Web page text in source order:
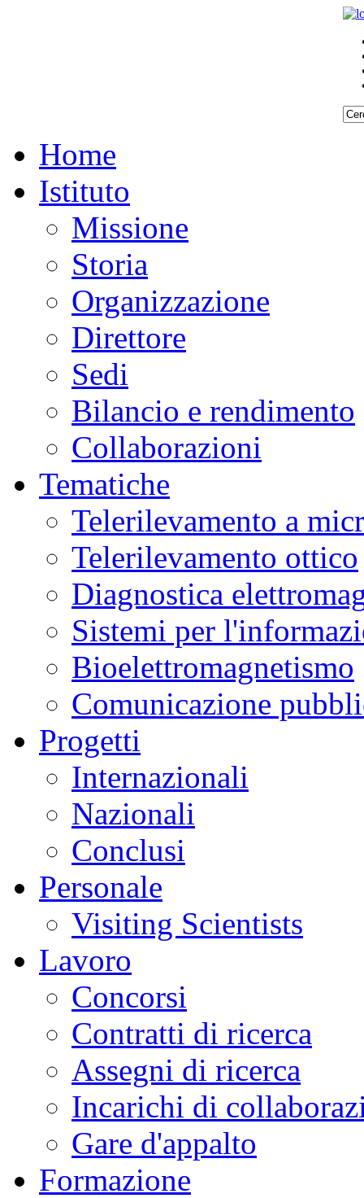
Home
Istituto
Missione
Storia
Organizzazione
Direttore
Sedi
Bilancio e rendimento
Collaborazioni
Tematiche
Telerilevamento a
Telerilevamento ottico
Diagnostica
Sistemi per
Bioelettromagnetismo
Comunicazione
Progetti
Internazionali
Nazionali
Conclusi
Personale
Visiting Scientists
Lavoro
Concorsi
Contratti di ricerca
Assegni di ricerca
Incarichi di
Gare d'appalto
Formazione